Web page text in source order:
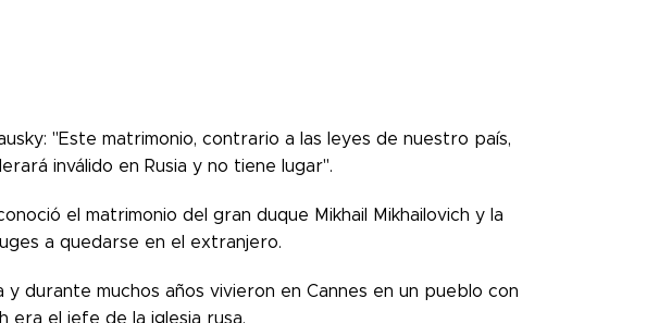
"Este matrimonio, contrario a las leyes de nuestro país,
inválido en Rusia y no tiene lugar".
el matrimonio del gran duque Mikhail Mikhailovich y la
a quedarse en el extranjero.
durante muchos años vivieron en Cannes en un pueblo con
era el jefe de la iglesia rusa.